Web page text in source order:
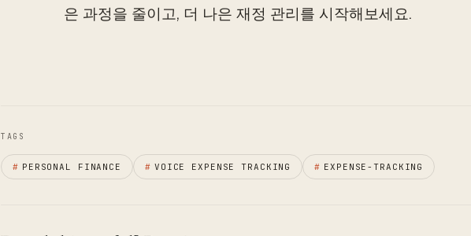
은 과정을 줄이고, 더 나은 재정 관리를 시작해보세요.
TAGS
# PERSONAL FINANCE # VOICE EXPENSE TRACKING # EXPENSE-TRACKING